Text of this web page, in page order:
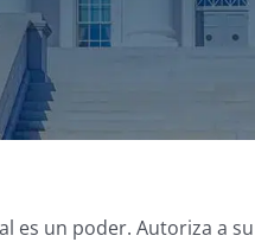
es un poder. Autoriza a